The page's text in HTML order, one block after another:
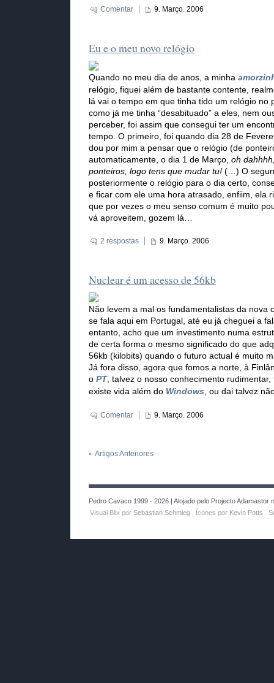
Comentar 9. Março. 2006
Eu e o meu novo relógio
Quando no meu dia de anos, a minha
relógio, fiquei além de bastante contente,
lá vai o tempo em que tinha tido um relógio no
como já me tinha “desabituado” a eles, nem
perceber, foi assim que consegui ter um
tempo. O primeiro, foi quando dia 28 de
dou por mim a pensar que o relógio (de
automaticamente, o dia 1 de Março, oh
ponteiros, logo tens que mudar tu! (…) O
posteriormente o relógio para o dia certo,
e ficar com ele uma hora atrasado, enfiim, ela
que por vezes o meu senso comum é muito
vá aproveitem, gozem lá…
2 respostas 9. Março. 2006
Nuclear é um acesso de 56kb
Não levem a mal os fundamentalistas da nova
se fala aqui em Portugal, até eu já cheguei a
entanto, acho que um investimento numa
de certa forma o mesmo significado do que
56kb (kilobits) quando o futuro actual é muito
Já fora disso, agora que fomos a norte, à
o PT, talvez o nosso conhecimento
existe vida além do Windows, ou dai talvez
Comentar 9. Março. 2006
Artigos Anteriores
Pedro Cavaco 1999 - 2026 | Alojado pelo Projecto
Visual Blix por Sebastian Schmieg . Ícones por Kevin Potts .